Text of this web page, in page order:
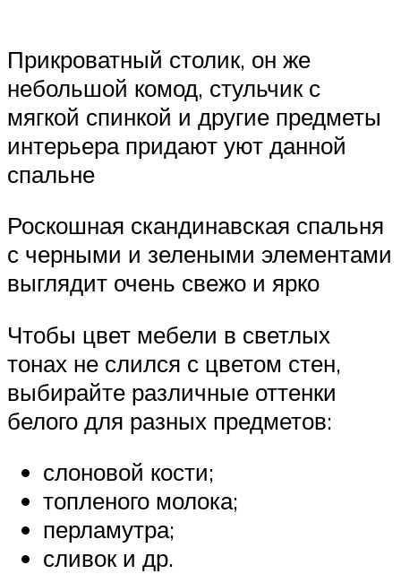
Прикроватный столик, он же
небольшой комод, стульчик с
мягкой спинкой и другие предметы
интерьера придают уют данной
спальне
Роскошная скандинавская спальня
с черными и зелеными элементами
выглядит очень свежо и ярко
Чтобы цвет мебели в светлых
тонах не слился с цветом стен,
выбирайте различные оттенки
белого для разных предметов:
слоновой кости;
топленого молока;
перламутра;
сливок и др.